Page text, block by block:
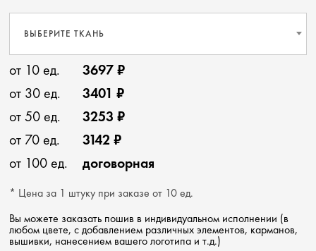
ВЫБЕРИТЕ ТКАНЬ
от 10 ед.
3697 ₽
от 30 ед.
3401 ₽
от 50 ед.
3253 ₽
от 70 ед.
3142 ₽
от 100 ед.
договорная
* Цена за 1 штуку при заказе от 10 ед.
Вы можете заказать пошив в индивидуальном исполнении (в
любом цвете, с добавлением различных элементов, карманов,
вышивки, нанесением вашего логотипа и т.д.)